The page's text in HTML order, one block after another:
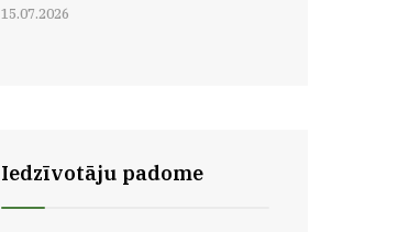
15.07.2026
Iedzīvotāju padome